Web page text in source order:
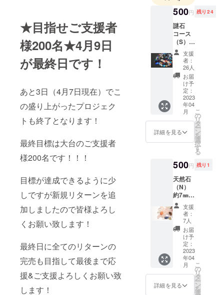
★目指せご支援者
様200名★4月9日
が最終日です！
あと3日（4月7日現在）でこ
の盛り上がったプロジェク
トも終了となります！
最終目標は大台のご支援者
様200名です！！！
目標が達成できるように少
しですが新規リターンを追
加しましたので皆様よろし
くお願い致します！
最終日に全てのリターンの
完売も目指して最後まで応
援&ご支援よろしくお願い致
します！
おりまし
た。今では
宝石をある
めたり・眺
めたり・コ
レクション
をするのが
趣味となっ
ておりまし
た。
今回コロナ
ウィルスの
リーをオー
ダーするお
客様が激減
しました。
そのことも
あり仕入れ
ていたたく
さんの宝石
ルースに行
き場がなく
た。
500円 残り24
謎石
コース
（S）
約5㎜の
石が2
石〜4石
入りま
す。 鑑
別の練
習や、
種類が
わから
なくて
も綺麗
な石が
ススメ
です。
※ランダ
ムで約
10㎜の
石が入
る場合
もあり
ます。
※合成
石、人
造石、
模造石
が含ま
れま
す。 ※
欠け、
支援
者：
26人
お届
け予
定：
2023
年04
月
詳細を見る
こ
の
リ
タ
ー
ン
を
選
択
す
る
500円 残り1
天然石
（N）
約7㎜〜
約15㎜
前後の
天然石
が5石ほ
ど入り
ます。
ピンク
色で可
愛い
ローズ
クォー
ツが多
支援
者：
7人
お届
け予
定：
2023
年04
月
詳細を見る
こ
の
リ
タ
ー
ン
を
選